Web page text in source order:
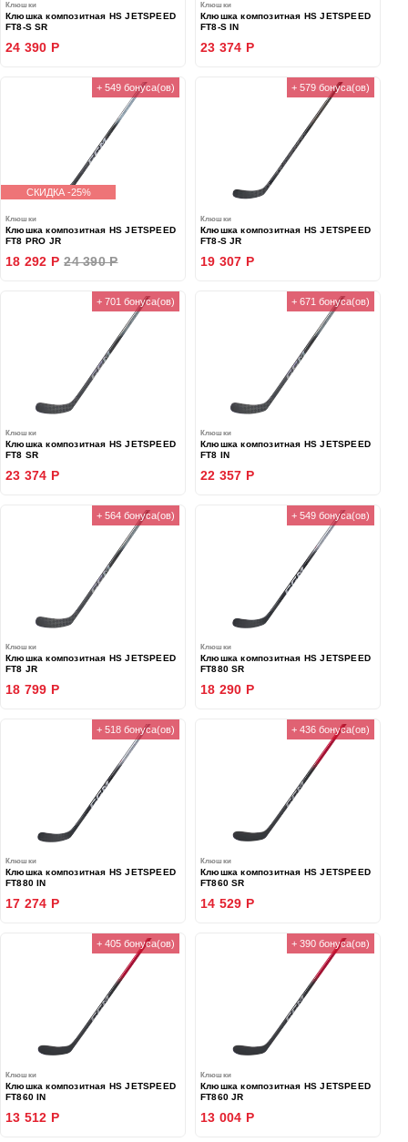
Клюшки
Клюшка композитная HS JETSPEED
FT8-S SR
24 390 Р
Клюшки
Клюшка композитная HS JETSPEED
FT8-S IN
23 374 Р
СКИДКА -25%
+ 549 бонуса(ов)
Клюшки
Клюшка композитная HS JETSPEED
FT8 PRO JR
18 292 Р 24 390 Р
+ 579 бонуса(ов)
Клюшки
Клюшка композитная HS JETSPEED
FT8-S JR
19 307 Р
+ 701 бонуса(ов)
Клюшки
Клюшка композитная HS JETSPEED
FT8 SR
23 374 Р
+ 671 бонуса(ов)
Клюшки
Клюшка композитная HS JETSPEED
FT8 IN
22 357 Р
+ 564 бонуса(ов)
Клюшки
Клюшка композитная HS JETSPEED
FT8 JR
18 799 Р
+ 549 бонуса(ов)
Клюшки
Клюшка композитная HS JETSPEED
FT880 SR
18 290 Р
+ 518 бонуса(ов)
Клюшки
Клюшка композитная HS JETSPEED
FT880 IN
17 274 Р
+ 436 бонуса(ов)
Клюшки
Клюшка композитная HS JETSPEED
FT860 SR
14 529 Р
+ 405 бонуса(ов)
Клюшки
Клюшка композитная HS JETSPEED
FT860 IN
13 512 Р
+ 390 бонуса(ов)
Клюшки
Клюшка композитная HS JETSPEED
FT860 JR
13 004 Р